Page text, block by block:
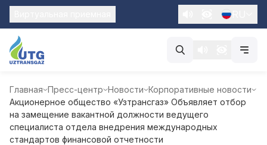
Главная Пресс-центр Новости Корпоративные новости
Акционерное общество «Узтрансгаз» Объявляет отбор
на замещение вакантной должности ведущего
специалиста отдела внедрения международных
стандартов финансовой отчетности